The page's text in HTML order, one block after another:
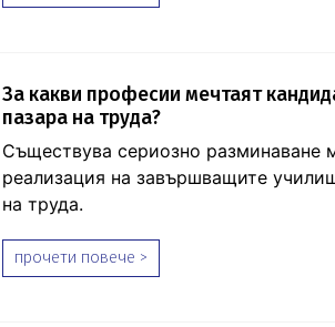
За какви професии мечтаят
пазара на труда?
Съществува сериозно разминаване
реализация на завършващите
на труда.
прочети повече >